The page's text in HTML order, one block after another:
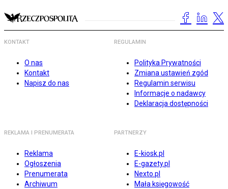
KONTAKT
O nas
Kontakt
Napisz do nas
REGULAMIN
Polityka Prywatności
Zmiana ustawień zgód
Regulamin serwisu
Informacje o nadawcy
Deklaracja dostępności
REKLAMA I PRENUMERATA
Reklama
Ogłoszenia
Prenumerata
Archiwum
PARTNERZY
E-kiosk.pl
E-gazety.pl
Nexto.pl
Mała księgowość